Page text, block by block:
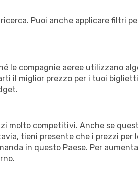
Puoi anche applicare filtri
le compagnie aeree utilizzano
il miglior prezzo per i tuoi
molto competitivi. Anche se
tieni presente che i prezzi
in questo Paese. Per